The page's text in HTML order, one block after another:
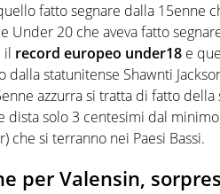
fatto segnare dalla 15enne
Under 20 che aveva fatto
il record europeo under18 e
dalla statunitense Shawnti
azzurra si tratta di fatto
dista solo 3 centesimi dal
che si terranno nei Paesi Bassi.
per Valensin,